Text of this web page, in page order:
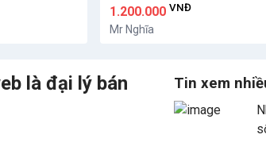
1.200.000 VNĐ
Mr Nghĩa
là đại lý bán
Tin xem